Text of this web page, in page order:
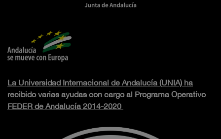
La Universidad Internacional de Andalucía (UNIA) ha
recibido varias ayudas con cargo al Programa Operativo
FEDER de Andalucía 2014-2020